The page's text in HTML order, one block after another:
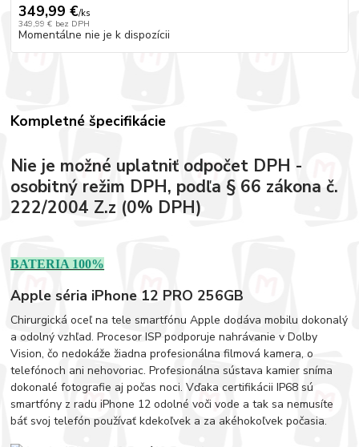
349,99 €/ks
349,99 € bez DPH
Momentálne nie je k dispozícii
Kompletné špecifikácie
Nie je možné uplatniť odpočet DPH -
osobitný režim DPH, podľa § 66 zákona č.
222/2004 Z.z (0% DPH)
BATERIA 100%
Apple séria iPhone 12 PRO 256GB
Chirurgická oceľ na tele smartfónu Apple dodáva mobilu dokonalý
a odolný vzhľad. Procesor ISP podporuje nahrávanie v Dolby
Vision, čo nedokáže žiadna profesionálna filmová kamera, o
telefónoch ani nehovoriac. Profesionálna sústava kamier sníma
dokonalé fotografie aj počas noci. Vďaka certifikácii IP68 sú
smartfóny z radu iPhone 12 odolné voči vode a tak sa nemusíte
báť svoj telefón používať kdekoľvek a za akéhokoľvek počasia.